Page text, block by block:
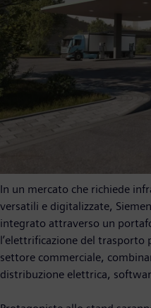
In un mercato che richiede
versatili e digitalizzate,
integrato attraverso un
l’elettrificazione del trasporto
settore commerciale,
distribuzione elettrica,